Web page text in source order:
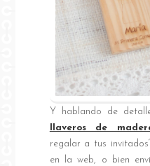
Y hablando de
llaveros de
regalar a tus
en la web, o bien